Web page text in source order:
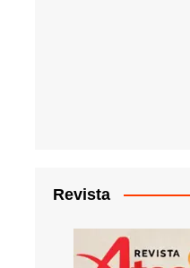
Revista